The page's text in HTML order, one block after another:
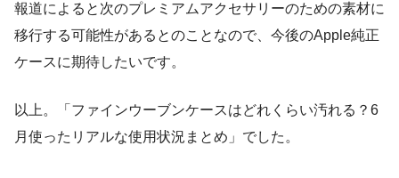
報道によると次のプレミアムアクセサリーのための素材に
移行する可能性があるとのことなので、今後のApple純正
ケースに期待したいです。
以上。「ファインウーブンケースはどれくらい汚れる？6
月使ったリアルな使用状況まとめ」でした。